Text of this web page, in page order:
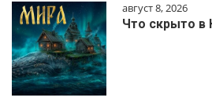
август 8, 2026
Что скрыто в